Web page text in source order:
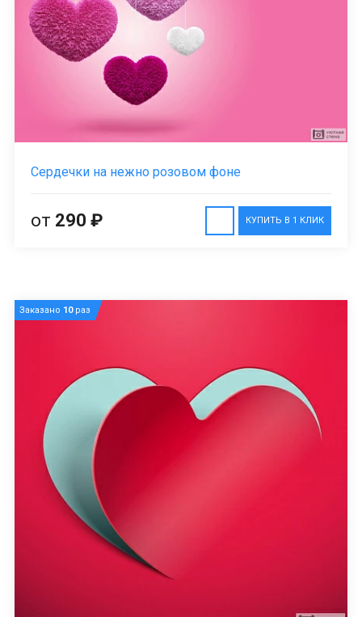
Сердечки на нежно розовом фоне
КУПИТЬ В 1 КЛИК
от 290 ₽
Заказано 10раз